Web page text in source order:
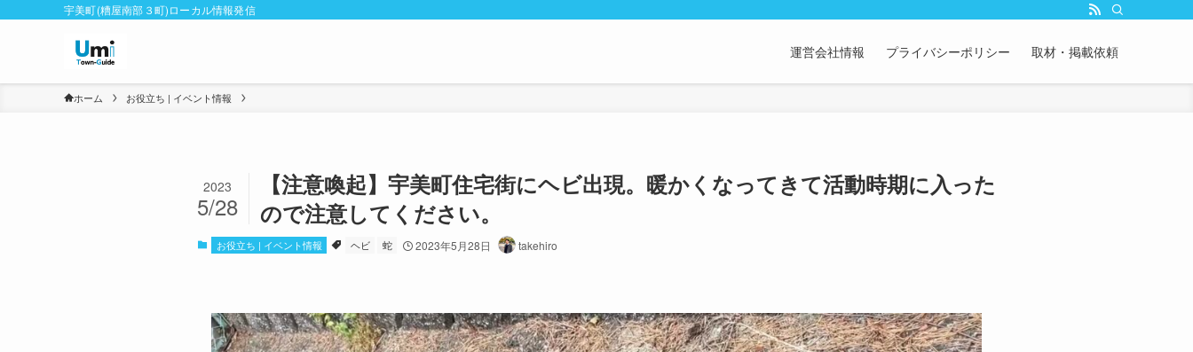
宇美町(糟屋南部３町)ローカル情報発信
運営会社情報 プライバシーポリシー 取材・掲載依頼
ホーム お役立ち | イベント情報
【注意喚起】宇美町住宅街にヘビ出現。暖かくなってきて活動時期に入った
ので注意してください。
2023
5/28
お役立ち | イベント情報 ヘビ 蛇 2023年5月28日 takehiro